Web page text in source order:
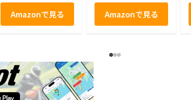
o YAMAGUCHI Nats
u Mikan Langue De
Chat やまぐち 夏み
かんラングドシャ チ
Amazonで見る
り物 手土産 お中元
お歳暮
Amazonで見る